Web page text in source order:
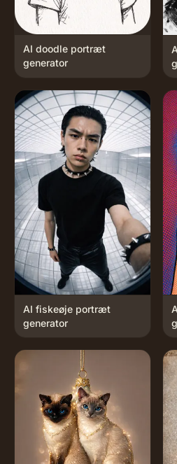
AI doodle portræt
generator
AI fiskeøje portræt
generator